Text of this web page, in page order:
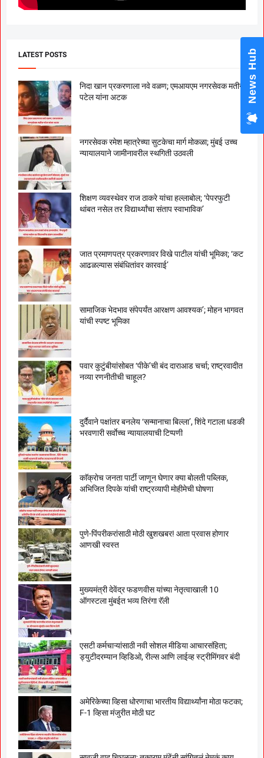
LATEST POSTS
निदा खान प्रकरणाला नवे वळण; एमआयएम नगरसेवक मतीन
पटेल यांना अटक
नगरसेवक रमेश म्हात्रेच्या सुटकेचा मार्ग मोकळा; मुंबई उच्च
न्यायालयाने जामीनावरील स्थगिती उठवली
शिक्षण व्यवस्थेवर राज ठाकरे यांचा हल्लाबोल; ‘पेपरफुटी
थांबत नसेल तर विद्यार्थ्यांचा संताप स्वाभाविक’
जात प्रमाणपत्र प्रकरणावर विखे पाटील यांची भूमिका; ‘कट
आढळल्यास संबंधितांवर कारवाई’
सामाजिक भेदभाव संपेपर्यंत आरक्षण आवश्यक’; मोहन भागवत
यांची स्पष्ट भूमिका
पवार कुटुंबीयांसोबत ‘पीके’ची बंद दाराआड चर्चा; राष्ट्रवादीत
नव्या रणनीतीची चाहूल?
दुर्दैवाने पक्षांतर बनलेय ‘सन्मानाचा बिल्ला’, शिंदे गटाला धडकी
भरवणारी सर्वाेच्च न्यायालयाची टिप्पणी
काॅक्राेच जनता पार्टी जाणून घेणार क्या बाेलती पब्लिक,
अभिजित दिपके यांची राष्ट्रव्यापी माेहीमेची घाेषणा
पुणे-पिंपरीकरांसाठी मोठी खुशखबर! आता प्रवास होणार
आणखी स्वस्त
मुख्यमंत्री देवेंद्र फडणवीस यांच्या नेतृत्वाखाली 10
ऑगस्टला मुंबईत भव्य तिरंगा रॅली
एसटी कर्मचाऱ्यांसाठी नवी सोशल मीडिया आचारसंहिता;
ड्युटीदरम्यान व्हिडिओ, रील्स आणि लाईव्ह स्ट्रीमिंगवर बंदी
अमेरिकेच्या व्हिसा धोरणाचा भारतीय विद्यार्थ्यांना मोठा फटका;
F-1 व्हिसा मंजुरीत मोठी घट
News Hub